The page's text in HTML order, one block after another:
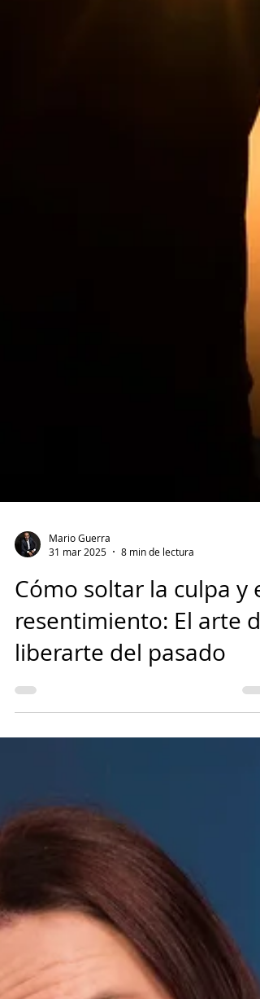
31 mar 2025
8 min de lectura
Cómo soltar la culpa y el
resentimiento: El arte de